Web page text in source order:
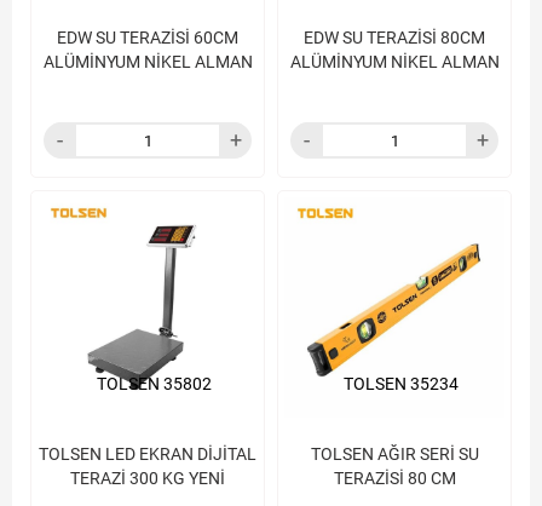
EDW SU TERAZİSİ 60CM
ALÜMİNYUM NİKEL ALMAN
EDW SU TERAZİSİ 80CM
ALÜMİNYUM NİKEL ALMAN
TOLSEN LED EKRAN DİJİTAL
TERAZİ 300 KG YENİ
TOLSEN 35802
TOLSEN AĞIR SERİ SU
TERAZİSİ 80 CM
TOLSEN 35234